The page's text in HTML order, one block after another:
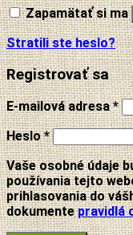
Zapamätať si ma
Stratili ste heslo?
Registrovať sa
E-mailová adresa*
Heslo*
Vaše osobné údaje
používania tejto
prihlasovania do
dokumentepravidlá